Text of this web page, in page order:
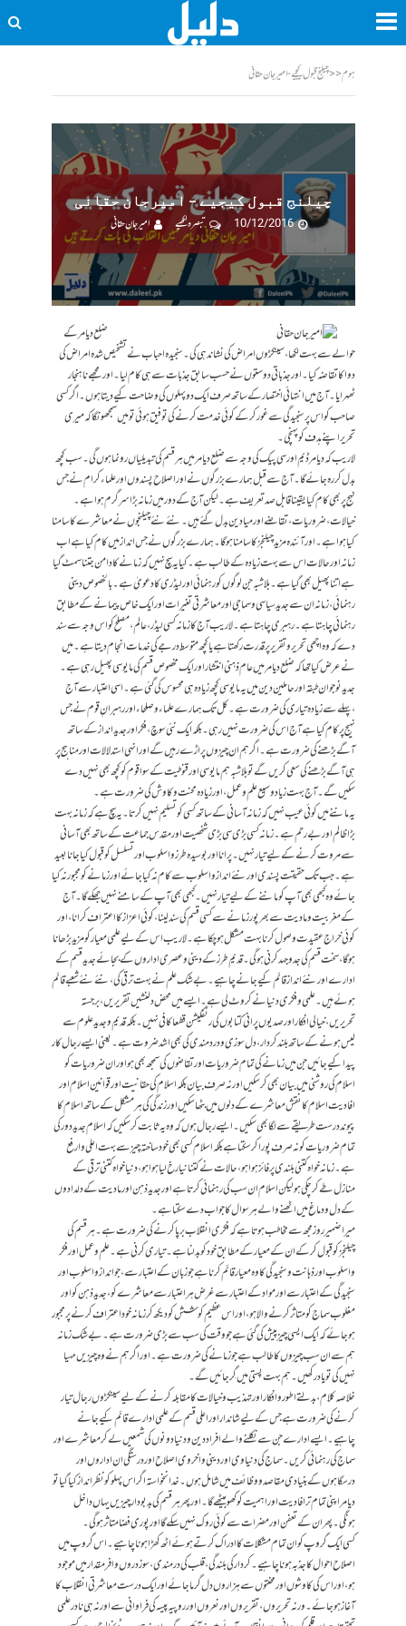
ہوم<<چیلنج قبول کیجیے - امیرجان حقانی
چیلنج قبول کیجیے – امیرجان حقانی
10/12/2016
تبصرہ لکھیے امیر جان حقانی
ضلع دیامر کے
حوالے سے بہت لکھا، سینکڑوں امراض کی نشاندہی کی۔ سنجیدہ احباب نے تشخیص شدہ امراض کی
دوا کا تقاضہ کیا۔ اور جذباتی دوستوں نے حسب سابق جذبات سے ہی کام لیا۔ اور مجھے ناہنجار
ٹھہرایا۔ آج میں انتہائی اختصار کے ساتھ صرف ایک دو پہلوں کی وضاحت کیے دیتا ہوں۔ اگر کسی
صاحب کو اس پر سنجیدگی سے غور کرکے کوئی خدمت کرنے کی توفیق ہوئی تو میں سمجھونگا کہ میری
تحریر اپنے ہدف کو پہنچی۔
لاریب کہ دیامر ڈیم اور سی پیک کی وجہ سے ضلع دیامر میں ہر قسم کی تبدیلیاں رونما ہوں‌گی۔ سب کچھ
بدل کررہ جائے گا۔آج سے قبل ہمارے بزرگوں نے اور اصلاح پسندوں اور علماء کرام نے جس
نہج پر بھی کام کیا یقینا قابل صدتعریف ہے۔ لیکن آج کے دور میں زمانہ بڑا سرگرم ہوا ہے۔
خیالات،ضروریات، تقاضے اور میادین بدل گئے ہیں۔ نئے نئے چیلنجوں نے معاشرے کا سامنا
کیا ہوا ہے۔ اور آئندہ مزید چیلنجز کا سامنا ہوگا۔ ہمارے بزرگوں نے جس انداز میں کام کیا ہے اب
زمانہ اور حالات اس سے بہت زیادہ کے طالب ہے۔کیا یہ سچ نہیں کہ زمانے کا دامن جتنا سمٹ گیا
ہے اتنا پھیل بھی گیا ہے۔ بلاشبہ جن لوگوں کو رہنمائی اور لیڈری کا دعویٰ ہے۔بالخصوص دینی
رہنمائی، زمانہ ان سے جدید سیاسی و سماجی اور معاشرتی تغیرات اور ایک خاص پیمانے کے مطابق
رہنمائی چاہتا ہے۔ رہبری چاہتا ہے۔لاریب آج کا زمانہ کسی لیڈر، عالم، مصلح کو اس وجہ سے سند
دے کہ وہ اچھی تحریر و تقریر پر قدرت رکھتا ہے یا کچھ متوسط درجے کی خدمات انجام دیتا ہے۔ میں
نے عرض کیا تھا کہ ضلع دیامر میں عام ذہنی انتشار اور ایک مخصوص قسم کی مایوسی پھیل رہی ہے۔
جدید نوجوان طبقہ اور حاملین دین میں یہ مایوسی کچھ زیادہ ہی محسوس کی گئی ہے۔ اسی اعتبار سے آج
،پہلے سے زیادہ تیاری کی ضرورت ہے۔کل تک ہمارے علماء و صلحاء اور رہبرانِ قوم نے جس
نہیج پر کام کیا ہے آج اس کی ضرورت نہیں رہی۔ بلکہ ایک نئی سوچ ، فکر اور جدیدانداز کے ساتھ
آگے بڑھنے کی ضرورت ہے۔اگر ہم ان چیزوں پر اڑے رہیں گے اور انہی استدلالات اور مناہج پر
ہی آگے بڑھنے کی سعی کریں گے تو بلاشبہ ہم مایوسی اور قنوطیت کے سوا قوم کو کچھ بھی نہیں دے
سکیں گے۔آج بہت زیاد وسیع علم و عمل، اور زیادہ محنت و کاوش کی ضرورت ہے۔
یہ ماننے میں کوئی عیب نہیں کہ زمانہ آسانی کے ساتھ کسی کو تسلیم نہیں کرتا۔یہ سچ ہے کہ زمانہ بہت
بڑا ظالم اور بے رحم ہے۔زمانہ کسی بڑی سی بڑی شخصیت اور مقدس جماعت کے ساتھ بھی آسانی
سے مروت کرنے کے لیے تیار نہیں۔پرانا اور بوسیدہ طرز و اسلوب اور تسلسل کوقبول کیا جانا بعید
ہے۔ جب تک حقیقت پسندی اور نئے انداز و اسلوب سے کام نہ کیا جائے اور زمانے کو مجبور نہ کیا
جائے وہ کبھی بھی آپ کو ماننے کے لیے تیار نہیں۔ کبھی بھی آپ کے سامنے نہیں جھکے گا۔ آج
کے مغربیت و مادیت سے بھر پور زمانے سے کسی قسم کی سند لینا، کوئی اعزا ز کا اعتراف کرانا، اور
کوئی خراج عقیدت وصول کرنا بہت مشکل ہوچکا ہے۔ لاریب اس کے لیے علمی معیار کو مزید بڑھانا
ہوگا،سخت قسم کی جدوجہد کرنی ہوگی۔ قدیم طرز کے دینی و عصری اداروں کے بجائے جدید قسم کے
ادارے اور نئے انداز قائم کیے جانے چاہیے۔ بے شک علم نے بہت ترقی کی، نئے نئے شعبے قائم
ہوئے ہیں۔علمی و فکری دنیا نے کروٹ لی ہے۔ ایسے میں محض دلنشیں تقریریں، برجستہ
تحریریں، خیالی افکار اور صدیوں پرانی کتابوں کی رٹفکیشن قطعا کافی نہیں۔ بلکہ قدیم و جدید علوم سے
لیس ہونے کے ساتھ بلند کردار، دل سوزی و دردمندی کی بھی اشد ضروت ہے۔ یعنی ایسے رجال کار
پیدا کیے جائیں جن میں زمانے کی تمام ضروریات اور تقاضوں کی سمجھ بھی ہو اور ان ضروریات کو
اسلام کی روشنی میں بیان بھی کرسکیں اور نہ صرف بیان بلکہ اسلام کی حقانیت اور قوانین اسلام اور
افادیت اسلام کانقش معاشرے کے دلوں میں بٹھا سکیں اور زندگی کی ہر مشکل کے ساتھ اسلام کا
پیوند درست طریقے سے لگا بھی سکیں۔ ایسے رجال ہوں کہ وہ یہ ثابت کرسکیں کہ اسلام جدید دور کی
تمام ضروریات کو نہ صرف پورا کرسکتا ہے بلکہ اسلام کسی بھی خود ساختہ چیز سے بہت اعلی و ارفع
ہے۔زمانہ خواہ کتنی بلندی پر فائز ہوا ہو، حالات نے کتنا نیا رخ لیا ہوا ہو،دنیا خواہ کتنی ترقی کے
منازل طے کرچکی ہو لیکن اسلام ان سب کی رہنمائی کرتا ہے اور جدید ذہن اور مادیت کے دلدادوں
کے دل و دماغ میں اٹھنے والے ہر سوال کا جواب دے سکتا ہے۔
میرا ضمیر روز مجھ سے مخاطب ہوتا ہے کہ فکری انقلاب برپا کرنے کی ضرورت ہے۔ ہرقسم کی
چیلنجز کو قبول کرکے ان کے معیار کے مطابق خود کو بدلنا ہے۔ تیاری کرنی ہے۔ علم و عمل اور فکر
واسلوب اور ذہانت و سنجیدگی کا وہ معیار قائم کرنا ہے جو زبان کے اعتبار سے، جو انداز و اسلوب اور
سنجیدگی کے اعتبار سے اور مواد کے اعتبار سے غرض ہر اعتبار سے معاشرے کو ، جدید ذہن کو اور
مغلوب سماج کو متاثر کرنے والا ہو، اور اس عظیم کوشش کو دیکھ کر زمانہ خود اعتراف کرنے پر مجبور
ہوجائے کہ ایک ایسی چیز پیش کی گئی ہے جو وقت کی سب سے بڑی ضرورت ہے۔بے شک زمانہ
ہم سے ان سب چیزوں کا طالب ہے جو زمانے کی ضرورت ہے۔ اور اگر ہم نے وہ چیزیں مہیا
نہیں کی تو یاد رکھیں۔ ہم بہت پستی میں گِر جائیں گے۔
خلاصہ کلام، بدلتے اطور و افکار اور تہذیب و خیالات کا مقابلہ کرنے کے لیے سینکڑوں رجال تیار
کرنے کی ضرورت ہے جس کے لیے شاندار اور اعلی قسم کے علمی ادارے قائم کیے جانے
چاہیے۔ ایسے ادارے جن سے نکلنے والے افراد دین و دنیا دونوں کی شمعیں لے کر معاشرے اور
سماج کی رہنمائی کریں۔ سماج کی دنیاوی اور دینی و اخروی اصلاح اور درستگی ان اداروں اور
درسگاہوں کے بنیادی مقاصد و وظائف میں شامل ہوں۔خدا نخواستہ اگر اس پہلو کو نظر انداز کیا گیا تو
دیامر اپنی تمام تر افادیت اور اہمیت کوکھو بیٹھے گا۔اور پھر ہر قسم کی بدبودار چیزیں یہاں داخل
ہونگی۔پھر ان کے تعفن اور مضرات سے کوئی روک نہیں سکے گا اور پوری فضا متاثر ہوگی۔
کسی ایک گروپ کو ان تمام مشکلات کا ادراک کرتے ہوئے اٹھ کھڑا ہونا چاہیے۔اس گروپ میں
اصلاح احوال کا جذبہ ہونا چاہیے۔ کردار کی بلندگی، قلب کی درمندی، سوز دروں وافر مقدار میں موجود
ہو، اور اس کی کاوشوں اور محنتوں سے ہزاروں دل گرما جائے اور ایک درست معاشرتی انقلاب کا
آغاز ہوجائے۔ ورنہ تحریروں، تقریروں اور نعروں اور روپیہ پیسہ کی فراوانی سے اور نہ ہی نادر علمی